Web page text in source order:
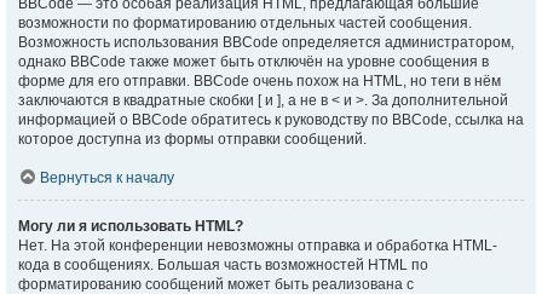
BBCode — это особая реализация HTML, предлагающая большие
возможности по форматированию отдельных частей сообщения.
Возможность использования BBCode определяется администратором,
однако BBCode также может быть отключён на уровне сообщения в
форме для его отправки. BBCode очень похож на HTML, но теги в нём
заключаются в квадратные скобки [ и ], а не в < и >. За дополнительной
информацией о BBCode обратитесь к руководству по BBCode, ссылка на
которое доступна из формы отправки сообщений.
Вернуться к началу
Могу ли я использовать HTML?
Нет. На этой конференции невозможны отправка и обработка HTML-
кода в сообщениях. Большая часть возможностей HTML по
форматированию сообщений может быть реализована с